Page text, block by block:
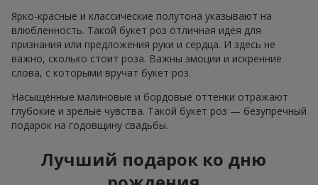
Ярко-красные и классические полутона указывают на
влюбленность. Такой букет роз отличная идея для
признания или предложения руки и сердца. И здесь не
важно, сколько стоит роза. Важны эмоции и искренние
слова, с которыми вручат букет роз.
Насыщенные малиновые и бордовые оттенки отражают
глубокие и зрелые чувства. Такой букет роз — безупречный
подарок на годовщину свадьбы.
Лучший подарок ко дню